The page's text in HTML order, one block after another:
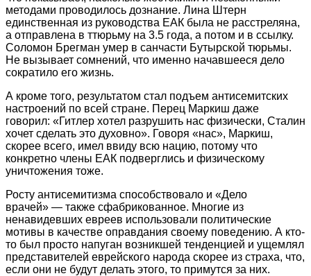
методами проводилось дознание. Лина Штерн
единственная из руководства ЕАК была не расстреляна,
а отправлена в ттюрьму на 3.5 года, а потом и в ссылку.
Соломон Брегман умер в санчасти Бутырской тюрьмы.
Не вызывает сомнений, что именно начавшееся дело
сократило его жизнь.
А кроме того, результатом стал подъем антисемитских
настроений по всей стране. Перец Маркиш даже
говорил: «Гитлер хотел разрушить нас физически, Сталин
хочет сделать это духовно». Говоря «нас», Маркиш,
скорее всего, имел ввиду всю нацию, потому что
конкретно члены ЕАК подверглись и физическому
уничтожения тоже.
Росту антисемитизма способствовало и «Дело
врачей» — также сфабрикованное. Многие из
ненавидевших евреев использовали политические
мотивы в качестве оправдания своему поведению. А кто-
то был просто напуган возникшей тенденцией и ущемлял
представителей еврейского народа скорее из страха, что,
если они не будут делать этого, то примутся за них.